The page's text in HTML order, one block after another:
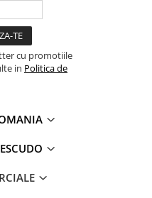
cu promotiile
in Politica de